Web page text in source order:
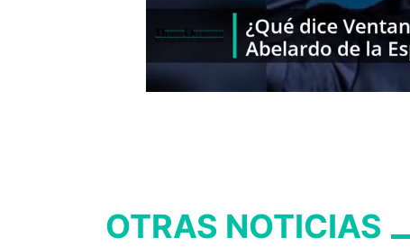
OTRAS NOTICIAS